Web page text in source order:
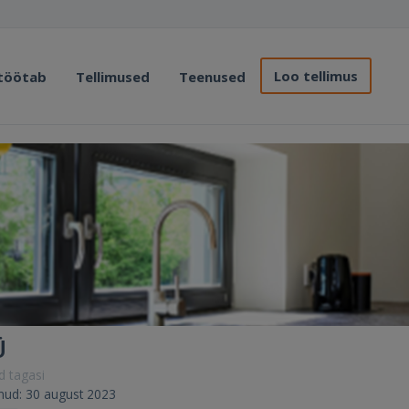
Tellimused Teenused Loo tellimus
tagasi
30 august 2023